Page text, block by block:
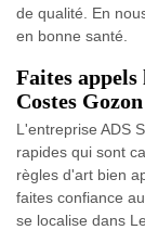
de qualité. En
en bonne santé.
Faites
Costes Gozon
L'entreprise ADS
rapides qui sont
règles d'art bien
faites confiance
se localise dans